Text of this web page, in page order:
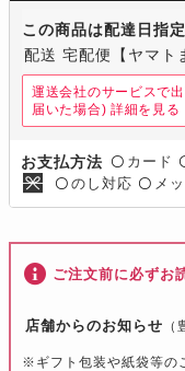
この商品は配達日指
配送 宅配便【ヤマト
運送会社のサービスで
届いた場合) 詳細を見る
お支払方法 〇 カード
〇 のし対応 〇 メ
ご注文前に必ずお
店舗からのお知らせ
※ギフト包装や紙袋等の